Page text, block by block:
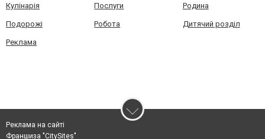
Кулінарія Послуги Родина
Подорожі Робота Дитячий розділ
Реклама
Реклама на сайті
Франшиза "CitySites"